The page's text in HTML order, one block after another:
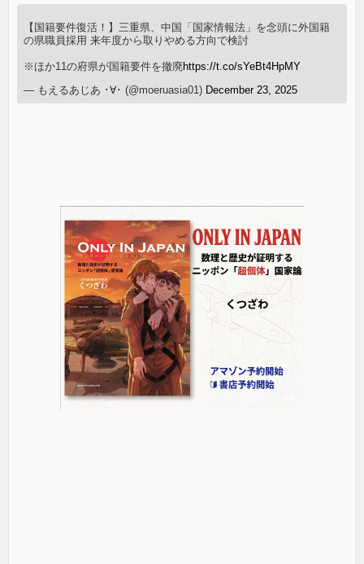
【国籍要件復活！】三重県、中国「国家情報法」を念頭に外国籍
の県職員採用 来年度から取りやめる方向で検討
※ほか11の府県が国籍要件を撤廃https://t.co/sYeBt4HpMY
— もえるあじあ ･∀･ (@moeruasia01) December 23, 2025